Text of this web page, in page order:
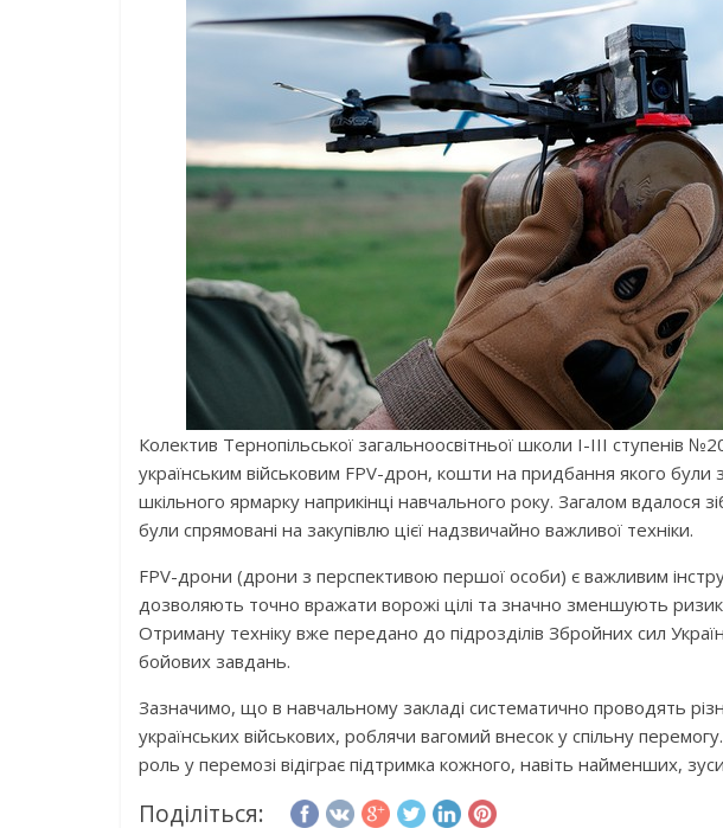
Колектив Тернопільської загальноосвітньої школи І-ІІІ ступенів
українським військовим FPV-дрон, кошти на придбання якого були
шкільного ярмарку наприкінці навчального року. Загалом вдалося
були спрямовані на закупівлю цієї надзвичайно важливої техніки.
FPV-дрони (дрони з перспективою першої особи) є важливим
дозволяють точно вражати ворожі цілі та значно зменшують
Отриману техніку вже передано до підрозділів Збройних сил
бойових завдань.
Зазначимо, що в навчальному закладі систематично проводять
українських військових, роблячи вагомий внесок у спільну
роль у перемозі відіграє підтримка кожного, навіть найменших,
Поділіться: